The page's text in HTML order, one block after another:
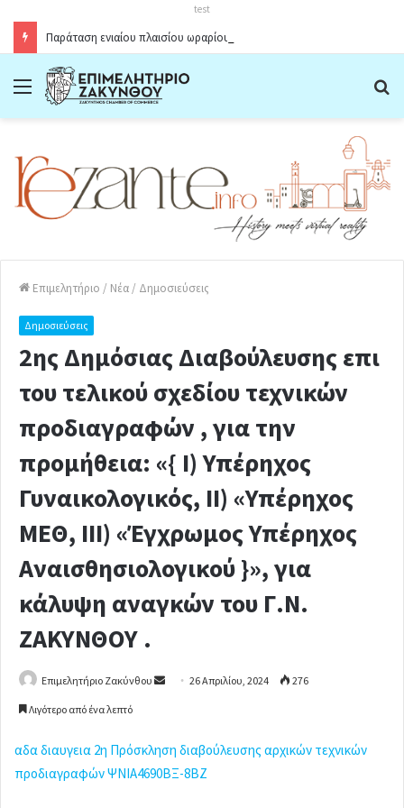
test
Menu
Επιμελητήριο / Νέα / Δημοσιεύσεις
Δημοσιεύσεις
2ης Δημόσιας Διαβούλευσης επι
του τελικού σχεδίου τεχνικών
προδιαγραφών , για την
προμήθεια: «{ Ι) Υπέρηχος
Γυναικολογικός, ΙΙ) «Υπέρηχος
ΜΕΘ, ΙΙΙ) «Έγχρωμος Υπέρηχος
Αναισθησιολογικού }», για
κάλυψη αναγκών του Γ.Ν.
ΖΑΚΥΝΘΟΥ .
Επιμελητήριο Ζακύνθου
d
a
26 Απριλίου, 2024 276
Λιγότερο από ένα λεπτό
αδα διαυγεια 2η Πρόσκληση διαβούλευσης αρχικών τεχνικών
προδιαγραφών ΨΝΙΑ4690ΒΞ-8ΒΖ